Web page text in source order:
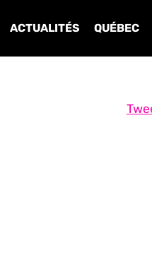
ACTUALITÉS QUÉBEC